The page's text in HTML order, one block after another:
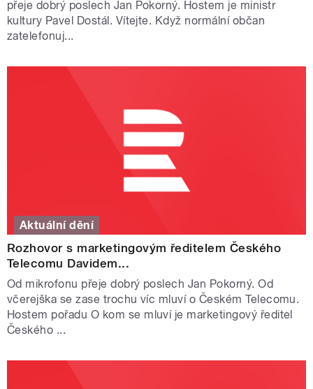
přeje dobrý poslech Jan Pokorný. Hostem je ministr
kultury Pavel Dostál. Vítejte. Když normální občan
zatelefonuj...
Aktuální dění
Rozhovor s marketingovým ředitelem Českého
Telecomu Davidem...
Od mikrofonu přeje dobrý poslech Jan Pokorný. Od
včerejška se zase trochu víc mluví o Českém Telecomu.
Hostem pořadu O kom se mluví je marketingový ředitel
Českého ...